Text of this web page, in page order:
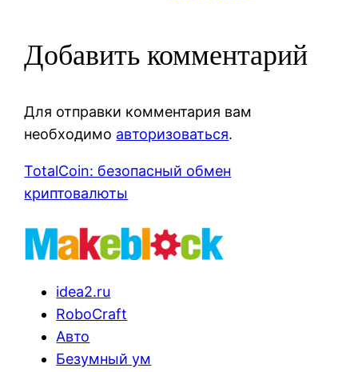
Добавить комментарий
Для отправки комментария вам
необходимо авторизоваться.
TotalCoin: безопасный обмен
криптовалюты
idea2.ru
RoboCraft
Авто
Безумный ум